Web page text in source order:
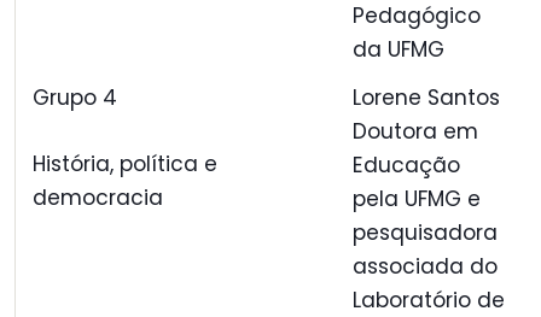
Pedagógico
da UFMG
Grupo 4
História, política e
democracia
Lorene Santos
Doutora em
Educação
pela UFMG e
pesquisadora
associada do
Laboratório de